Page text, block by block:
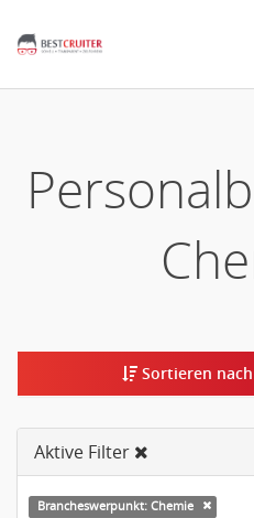
Sortieren
Aktive Filter
Brancheswerpunkt: Chemie